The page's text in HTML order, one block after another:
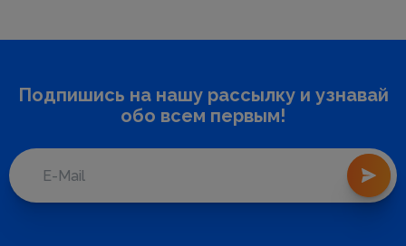
Подпишись на нашу рассылку и узнавай
обо всем первым!